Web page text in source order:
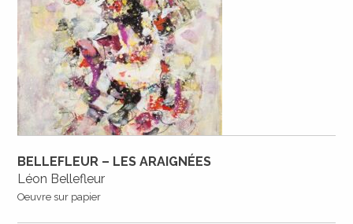
BELLEFLEUR – LES ARAIGNÉES
Léon Bellefleur
Oeuvre sur papier